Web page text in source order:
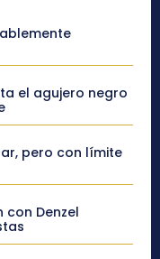
el agujero negro
pero con límite
con Denzel